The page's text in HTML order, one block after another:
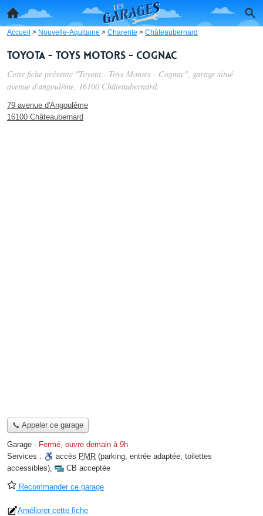
Accueil > Nouvelle-Aquitaine > Charente > Châteaubernard
Toyota - Toys Motors - Cognac
Cette fiche présente "Toyota - Toys Motors - Cognac", garage situé
avenue d'angoulême, 16100 Châteaubernard.
79 avenue d'Angoulême
16100 Châteaubernard
📞 Appeler ce garage
Garage - Fermé, ouvre demain à 9h
Services :
accès PMR (parking, entrée adaptée, toilettes
accessibles), CB acceptée
Recommander ce garage
Améliorer cette fiche